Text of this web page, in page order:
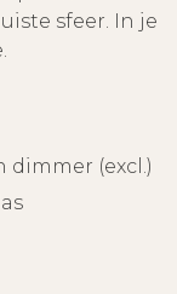
sfeer. In je
dimmer (excl.)